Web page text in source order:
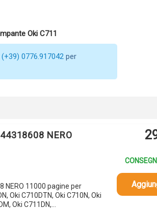
Oki C711
(+39) 0776.917042per
NERO
NERO 11000 pagine per
Oki C710DTN, Oki C710N, Oki
Oki C711DN,…